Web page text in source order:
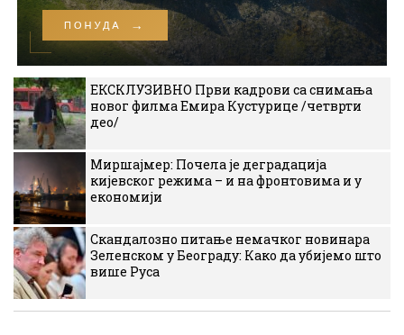
ЕКСКЛУЗИВНО Први кадрови са снимања
новог филма Емира Кустурице /четврти
део/
Миршајмер: Почела је деградација
кијевског режима – и на фронтовима и у
економији
Скандалозно питање немачког новинара
Зеленском у Београду: Како да убијемо што
више Руса